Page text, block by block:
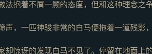
抱着不屑一顾的态度，但和这种理念之
，一匹神骏非常的白马便拖着一道残影
惊讶的发现白马不见了。停留在地面上